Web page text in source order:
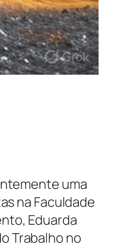
uma
na Faculdade
Eduarda
Trabalho no